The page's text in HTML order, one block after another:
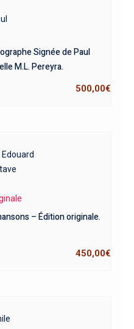
Signée de Paul
M.L. Pereyra.
500,00€
Edouard
– Édition originale.
450,00€